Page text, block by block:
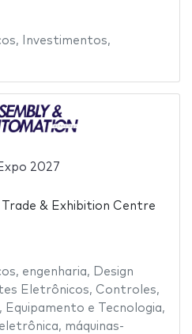
, Investimentos,
2027
& Exhibition Centre
, engenharia, Design
Eletrônicos, Controles,
, Equipamento e Tecnologia,
eletrônica, máquinas-